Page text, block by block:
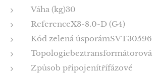
Váha (kg)30
ReferenceX3-8.0-D (G4)
Kód zelená úsporámSVT30596
Topologiebeztransformátorová
Způsob připojenítřífázové